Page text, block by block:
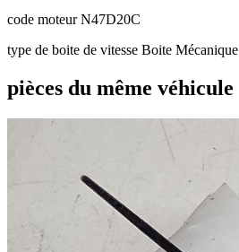
code moteurN47D20C
type de boite de vitesse Boite Mécanique
pièces du même véhicule